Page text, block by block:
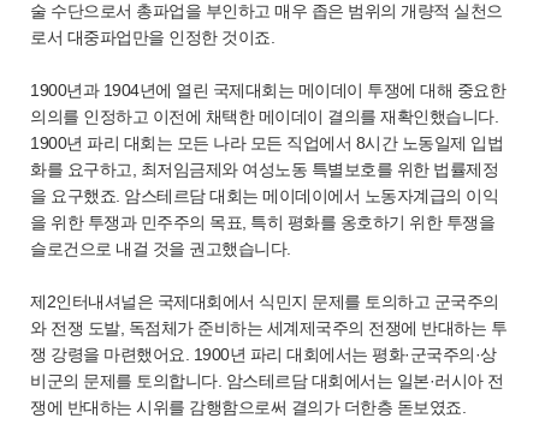
술 수단으로서 총파업을 부인하고 매우 좁은 범위의 개량적 실천으
로서 대중파업만을 인정한 것이죠.
1900년과 1904년에 열린 국제대회는 메이데이 투쟁에 대해 중요한
의의를 인정하고 이전에 채택한 메이데이 결의를 재확인했습니다.
1900년 파리 대회는 모든 나라 모든 직업에서 8시간 노동일제 입법
화를 요구하고, 최저임금제와 여성노동 특별보호를 위한 법률제정
을 요구했죠. 암스테르담 대회는 메이데이에서 노동자계급의 이익
을 위한 투쟁과 민주주의 목표, 특히 평화를 옹호하기 위한 투쟁을
슬로건으로 내걸 것을 권고했습니다.
제2인터내셔널은 국제대회에서 식민지 문제를 토의하고 군국주의
와 전쟁 도발, 독점체가 준비하는 세계제국주의 전쟁에 반대하는 투
쟁 강령을 마련했어요. 1900년 파리 대회에서는 평화·군국주의·상
비군의 문제를 토의합니다. 암스테르담 대회에서는 일본·러시아 전
쟁에 반대하는 시위를 감행함으로써 결의가 더한층 돋보였죠.